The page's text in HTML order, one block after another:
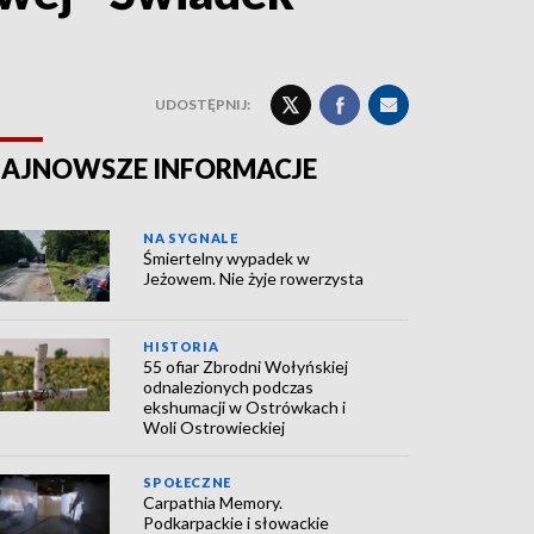
UDOSTĘPNIJ:
INFORMACJE
NA SYGNALE
Śmiertelny wypadek w
Jeżowem. Nie żyje rowerzysta
HISTORIA
55 ofiar Zbrodni Wołyńskiej
odnalezionych podczas
ekshumacji w Ostrówkach i
Woli Ostrowieckiej
SPOŁECZNE
Carpathia Memory.
Podkarpackie i słowackie